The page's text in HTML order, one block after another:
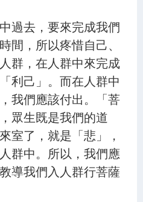
1546集
1547集
1548集
1549集
1550集
1551集
1552集
集
過去，要來完成我們
間，所以疼惜自己、
群，在人群中來完成
利己」。而在人群中
我們應該付出。「菩
眾生既是我們的道
室了，就是「悲」，
群中。所以，我們應
導我們入人群行菩薩